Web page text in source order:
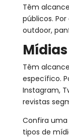
Têm
públicos.
outdoor,
Têm
específico.
Instagram,
revistas
Confira
tipos de